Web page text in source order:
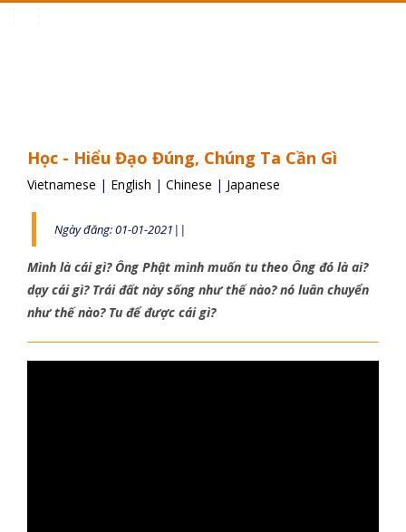
Học - Hiểu Đạo Đúng, Chúng Ta Cần Gì
Vietnamese | English | Chinese | Japanese
Ngày đăng: 01-01-2021||
Mình là cái gì? Ông Phật mình muốn tu theo Ông đó là ai?
dạy cái gì? Trái đất này sống như thế nào? nó luân chuyển
như thế nào? Tu để được cái gì?